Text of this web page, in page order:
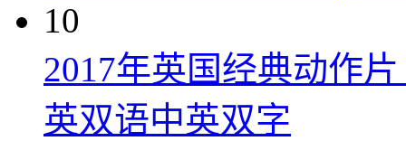
10
2017年英国经典动作
英双语中英双字